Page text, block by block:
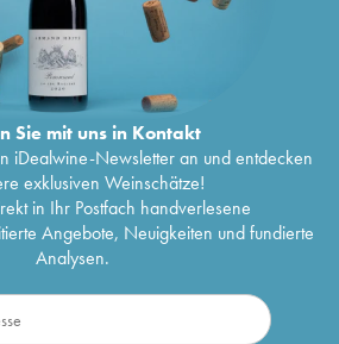
Sie mit uns in Kontakt
iDealwine-Newsletter an und entdecken
exklusiven Weinschätze!
in Ihr Postfach handverlesene
Angebote, Neuigkeiten und fundierte
Analysen.